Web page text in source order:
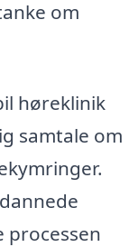
om
høreklinik
samtale om
processen